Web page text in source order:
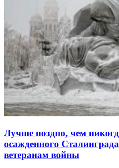
Лучше поздно, чем
осажденного
ветеранам войны